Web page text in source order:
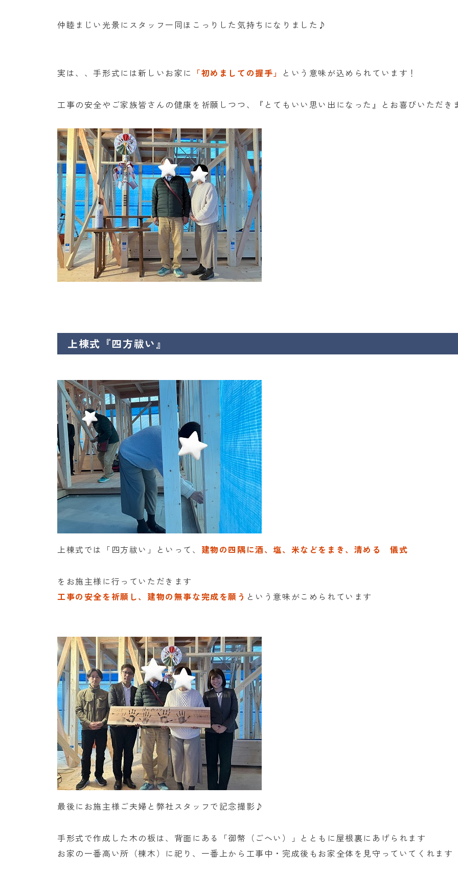
仲睦まじい光景にスタッフ一同ほこっりした気持ちになりました♪
実は、、手形式には新しいお家に 「初めましての握手」 という意味が込められています！
工事の安全やご家族皆さんの健康を祈願しつつ、『とてもいい思い出になった』とお喜びいただき
上棟式『四方祓い』
上棟式では「四方祓い」といって、 建物の四隅に酒、塩、米などをまき、清める 儀式
をお施主様に行っていただきます
工事の安全を祈願し、建物の無事な完成を願う という意味がこめられています
最後にお施主様ご夫婦と弊社スタッフで記念撮影♪
手形式で作成した木の板は、背面にある「御幣（ごへい）」とともに屋根裏にあげられます
お家の一番高い所（棟木）に祀り、一番上から工事中・完成後もお家全体を見守っていてくれます